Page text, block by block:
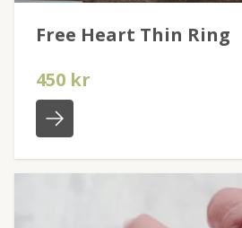
Free Heart Thin Ring
450 kr